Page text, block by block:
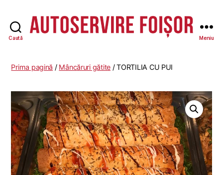
Caută
-
Meniu
Prima pagină / Mâncăruri gătite / TORTILIA CU PUI